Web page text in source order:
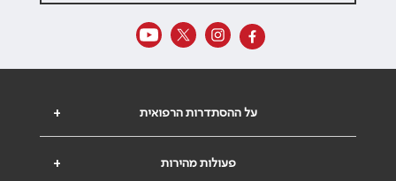
+ על ההסתדרות הרפואית
+ פעולות מהירות